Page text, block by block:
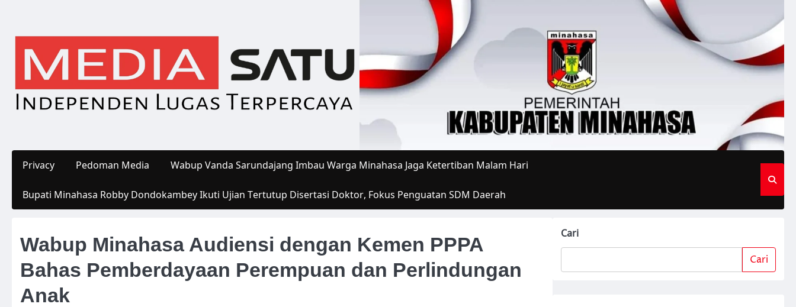
content
Privacy Pedoman Media Wabup Vanda Sarundajang Imbau Warga Minahasa Jaga Ketertiban Malam Hari
Bupati Minahasa Robby Dondokambey Ikuti Ujian Tertutup Disertasi Doktor, Fokus Penguatan SDM Daerah
Wabup Minahasa Audiensi dengan Kemen PPPA
Bahas Pemberdayaan Perempuan dan Perlindungan
Anak
Cari
Cari